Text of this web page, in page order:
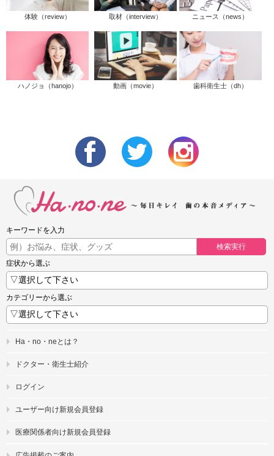
体験（review） 取材（interview） ニュース（news）
ハノジョ（hanojo） 動画（movie） 歯科衛生士（dh）
キーワードを入力
検索実行
症状から選ぶ
カテゴリーから選ぶ
Ha・no・neとは？
ドクター・衛生士紹介
ログイン
ユーザー向け新規会員登録
医療関係者向け新規会員登録